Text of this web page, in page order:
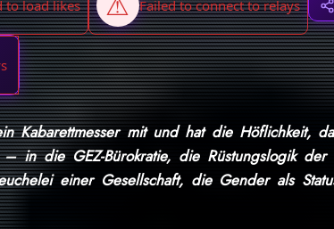
Kabarettmesser mit und hat die Höflichkeit,
in die GEZ-Bürokratie, die Rüstungslogik der
einer Gesellschaft, die Gender als